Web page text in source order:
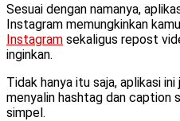
Sesuai dengan namanya,
Instagram memungkinkan
Instagram sekaligus repost
inginkan.
Tidak hanya itu saja, aplikasi
menyalin hashtag dan caption
simpel.